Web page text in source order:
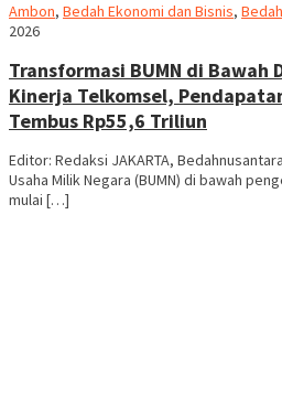
Ambon, Bedah Ekonomi dan Bisnis,
2026
Transformasi BUMN di Bawah
Kinerja Telkomsel,
Tembus Rp55,6 Triliun
Editor: Redaksi JAKARTA,
Usaha Milik Negara (BUMN) di bawah
mulai […]